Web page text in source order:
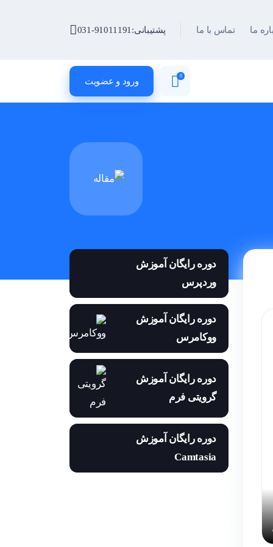
ما تماس با ما پشتیبانی: 031-91011191
0
ورود و عضویت
دوره رایگان آموزش
وردپرس
دوره رایگان آموزش
ووکامرس
دوره رایگان آموزش
گرویتی فرم
دوره رایگان آموزش
Camtasia